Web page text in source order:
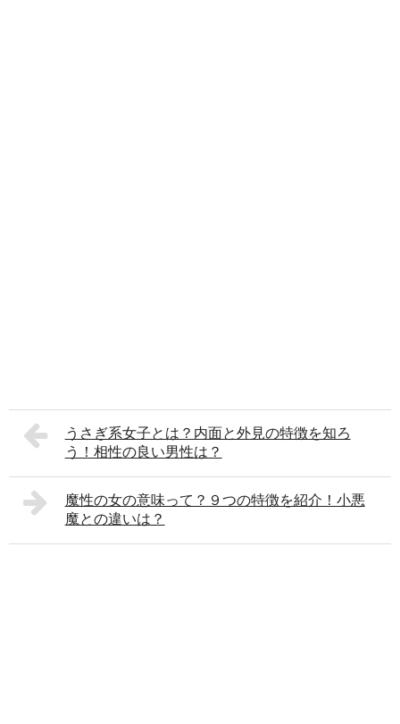
うさぎ系女子とは？内面と外見の特徴を知ろ
う！相性の良い男性は？
魔性の女の意味って？９つの特徴を紹介！小悪
魔との違いは？